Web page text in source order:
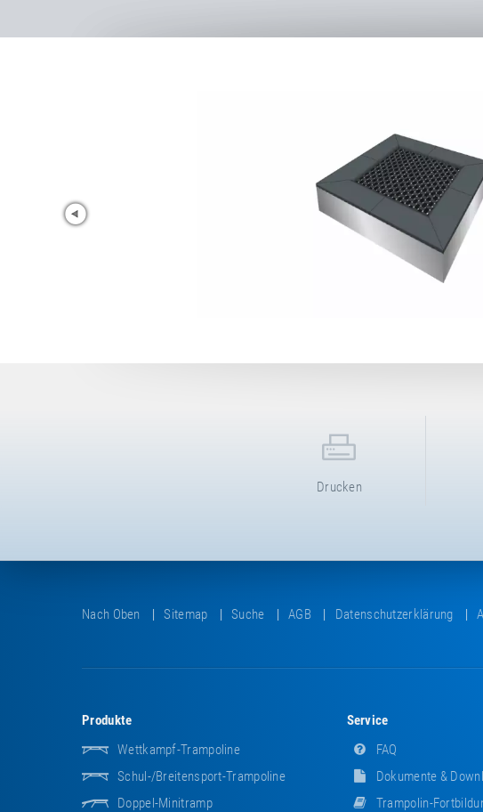
Drucken
Nach Oben Sitemap Suche AGB Datenschutzerklärung
Produkte
Wettkampf-Trampoline
Schul-/Breitensport-Trampoline
Doppel-Minitramp
Service
FAQ
Dokumente &
Trampolin-